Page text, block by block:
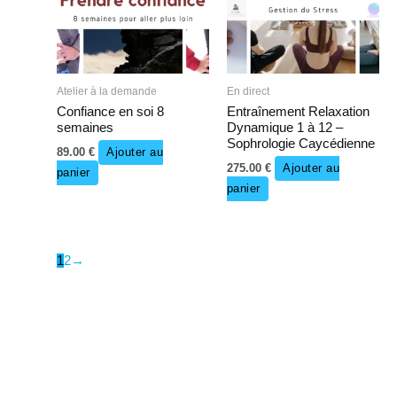
Atelier à la demande
Confiance en soi 8
semaines
89.00 €
Ajouter au
panier
En direct
Entraînement Relaxation
Dynamique 1 à 12 –
Sophrologie Caycédienne
275.00 €
Ajouter au
panier
12→